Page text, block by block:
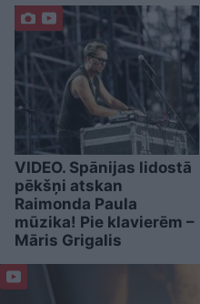
VIDEO. Spānijas lidostā
pēkšņi atskan
Raimonda Paula
mūzika! Pie klavierēm –
Māris Grigalis